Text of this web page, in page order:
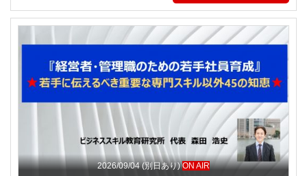
2026/09/04 (別日あり) ON AIR